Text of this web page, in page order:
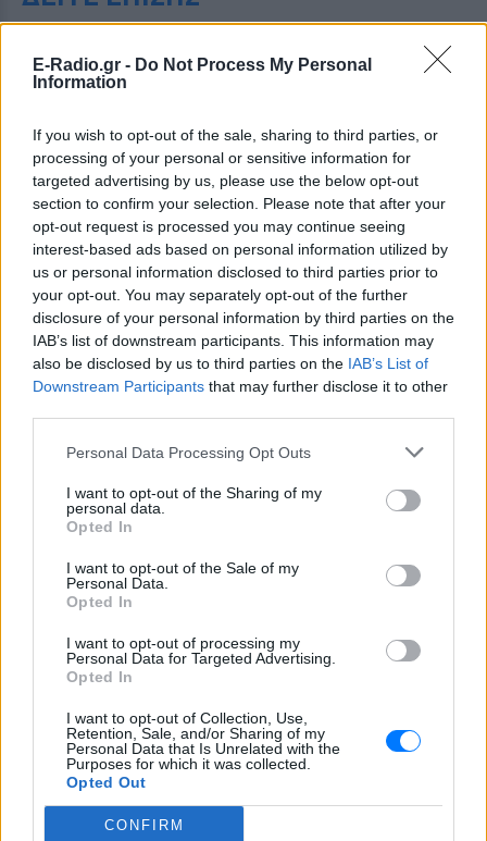
E-Radio.gr - Do Not Process My Personal
Information
If you wish to opt-out of the sale, sharing to third parties, or
processing of your personal or sensitive information for
targeted advertising by us, please use the below opt-out
section to confirm your selection. Please note that after your
opt-out request is processed you may continue seeing
interest-based ads based on personal information utilized by
us or personal information disclosed to third parties prior to
your opt-out. You may separately opt-out of the further
disclosure of your personal information by third parties on the
IAB’s list of downstream participants. This information may
also be disclosed by us to third parties on the IAB’s List of
Downstream Participants that may further disclose it to other
Personal Data Processing Opt Outs
I want to opt-out of the Sharing of my
personal data.
Opted In
I want to opt-out of the Sale of my
Personal Data.
Opted In
I want to opt-out of processing my
Personal Data for Targeted Advertising.
Opted In
I want to opt-out of Collection, Use,
Retention, Sale, and/or Sharing of my
Personal Data that Is Unrelated with the
Purposes for which it was collected.
Opted Out
CONFIRM
ΣΤΗΝ ΙΔΙΑ ΚΑΤΗΓΟΡΙΑ
Διακοπές σε Κουφονήσια και
Πάρο, χωρίς τον Χρήστο
Μάστορα – Δείτε τις
φωτογραφίες
Στις εικόνες που ανέβασε ποζάρει με το
μαγιό της στα υπέροχα νερά της Πάρου
Γιώργος Λιάγκας και Μαρία
Αντωνά: Καλοκαιρινές
διακοπές στη Μύκονο με φόντο
το Αιγαίο
ΣΉΜΕΡΑ
καλοκαιρινές στιγμές πριν επιστρέψει
στις υποχρεώσεις της Αθήνας
Η Αποστολία Ζώη σε παραλία:
Οι φωτογραφίες που ανάρτησε στο
Νεαρή γυναίκα από την Αιθιοπία έγινε viral με
τη φυσική ομορφιά της, δείτε την